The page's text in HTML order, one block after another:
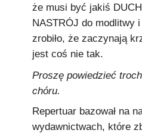
że musi być jakiś
NASTRÓJ do modlitwy
zrobiło, że zaczynają
jest coś nie tak.
Proszę powiedzieć
chóru.
Repertuar bazował na
wydawnictwach, które